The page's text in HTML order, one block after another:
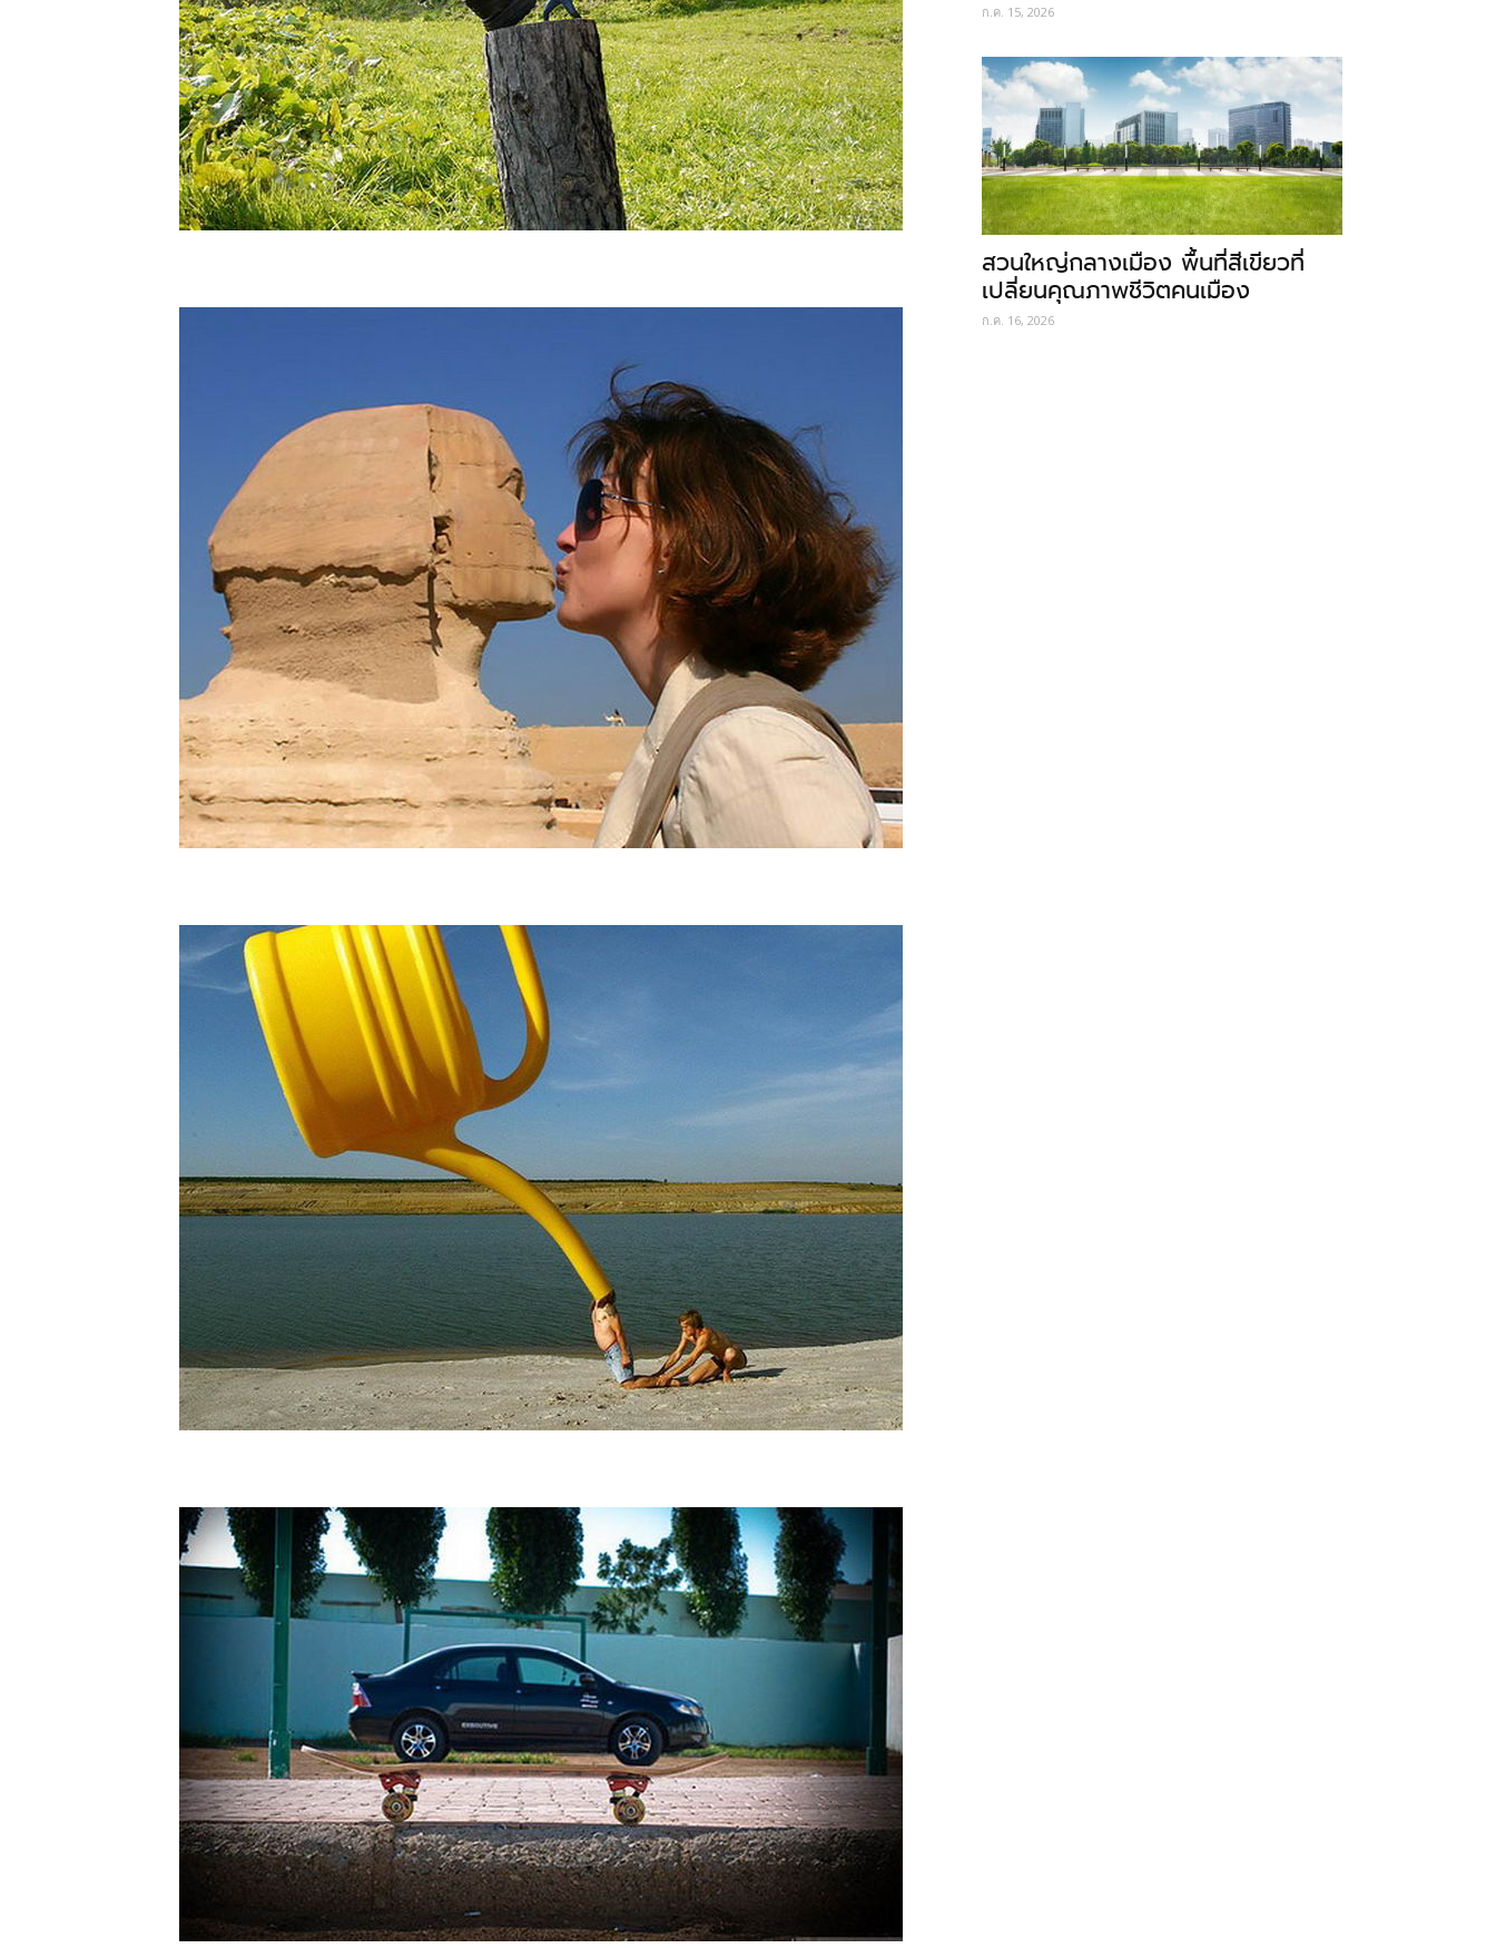
ก.ค. 15, 2026
สวนใหญ่กลางเมือง พื้นที่สีเขียวที่
เปลี่ยนคุณภาพชีวิตคนเมือง
ก.ค. 16, 2026